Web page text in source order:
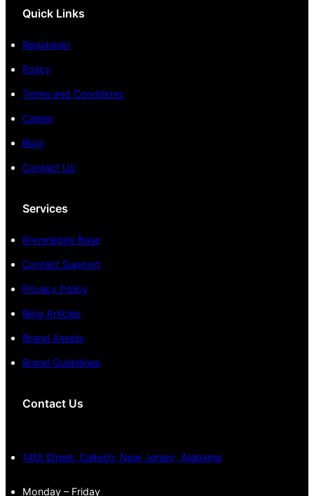
Quick Links
Regulamin
Policy
Terms and Conditions
Career
Blog
Contact Us
Services
Knowledge Base
Contact Support
Privacy Policy
Blog Articles
Brand Assets
Brand Guidelines
Contact Us
14th Street, Caltech, New Jersey, Alabama
Monday – Friday